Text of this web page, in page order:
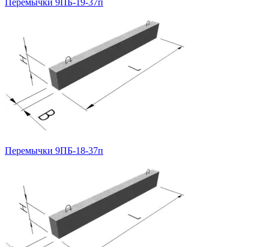
Перемычки 9ПБ-19-37п
Перемычки 9ПБ-18-37п